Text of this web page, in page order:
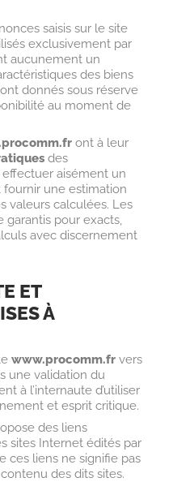
saisis sur le site
exclusivement par
aucunement un
des biens
donnés sous réserve
au moment de
ont à leur
des
aisément un
une estimation
valeurs calculées. Les
pour exacts,
avec discernement
ET
À
www.procomm.fr vers
une validation du
à l’internaute d’utiliser
et esprit critique.
des liens
sites Internet édités par
ces liens ne signifie pas
des dits sites.